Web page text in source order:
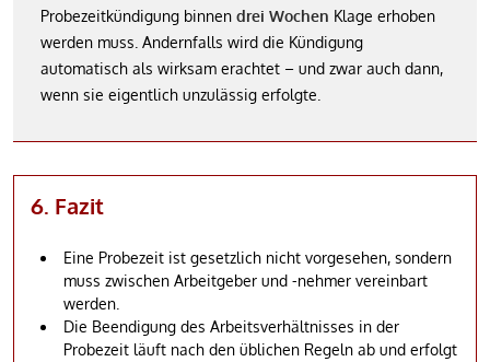
Probezeitkündigung binnen drei Wochen Klage erhoben
werden muss. Andernfalls wird die Kündigung
automatisch als wirksam erachtet – und zwar auch dann,
wenn sie eigentlich unzulässig erfolgte.
6. Fazit
Eine Probezeit ist gesetzlich nicht vorgesehen, sondern
muss zwischen Arbeitgeber und -nehmer vereinbart
werden.
Die Beendigung des Arbeitsverhältnisses in der
Probezeit läuft nach den üblichen Regeln ab und erfolgt